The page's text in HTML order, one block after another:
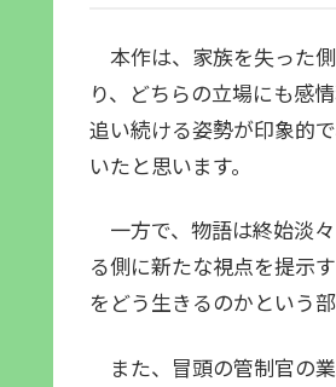
本作は、家族を失った
り、どちらの立場にも感
追い続ける姿勢が印象的
いたと思います。
一方で、物語は終始淡
る側に新たな視点を提示
をどう生きるのかという
また、冒頭の管制官の